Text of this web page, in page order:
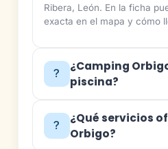
Ribera, León. En la ficha
exacta en el mapa y cómo
¿Camping
piscina?
¿Qué servicios
Orbigo?